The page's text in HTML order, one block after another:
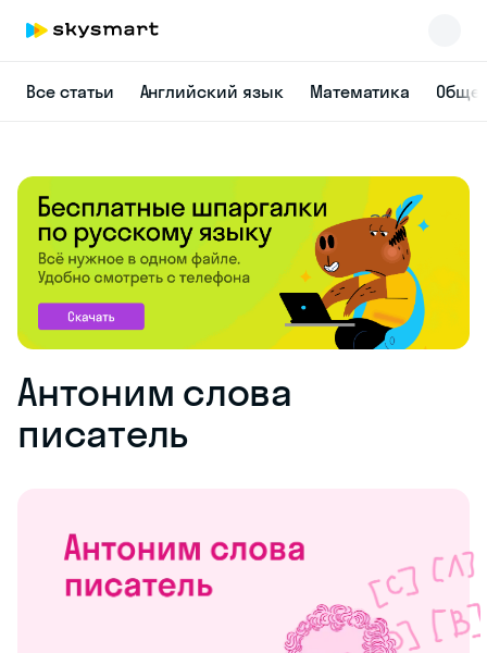
Все статьи Английский язык Математика
Антоним слова
писатель